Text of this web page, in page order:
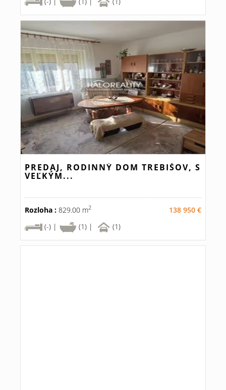
PREDAJ, RODINNÝ DOM TREBIŠOV, S
VEĽKÝM...
Rozloha : 829.00 m2
138 950 €
(-) |
(1) | (1)